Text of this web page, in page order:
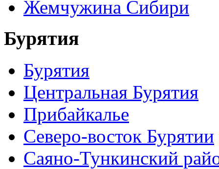
Жемчужина Сибири
Бурятия
Бурятия
Центральная Бурятия
Прибайкалье
Северо-восток Бурятии
Саяно-Тункинский